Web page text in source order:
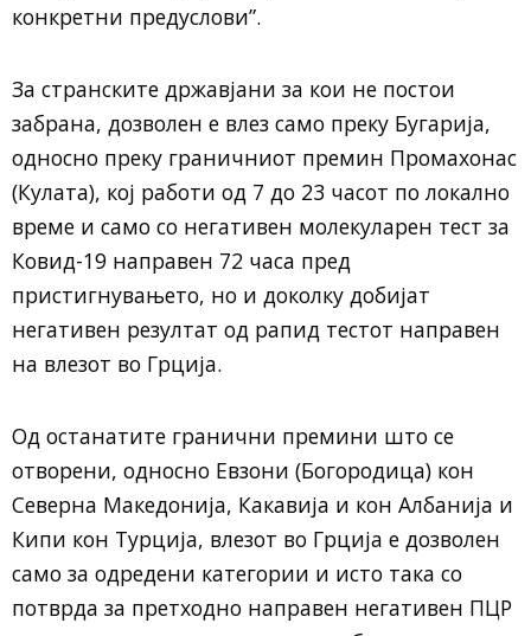
конкретни предуслови”.
За странските државјани за кои не постои
забрана, дозволен е влез само преку Бугарија,
односно преку граничниот премин Промахонас
(Кулата), кој работи од 7 до 23 часот по локално
време и само со негативен молекуларен тест за
Ковид-19 направен 72 часа пред
пристигнувањето, но и доколку добијат
негативен резултат од рапид тестот направен
на влезот во Грција.
Од останатите гранични премини што се
отворени, односно Евзони (Богородица) кон
Северна Македонија, Какавија и кон Албанија и
Кипи кон Турција, влезот во Грција е дозволен
само за одредени категории и исто така со
потврда за претходно направен негативен ПЦР